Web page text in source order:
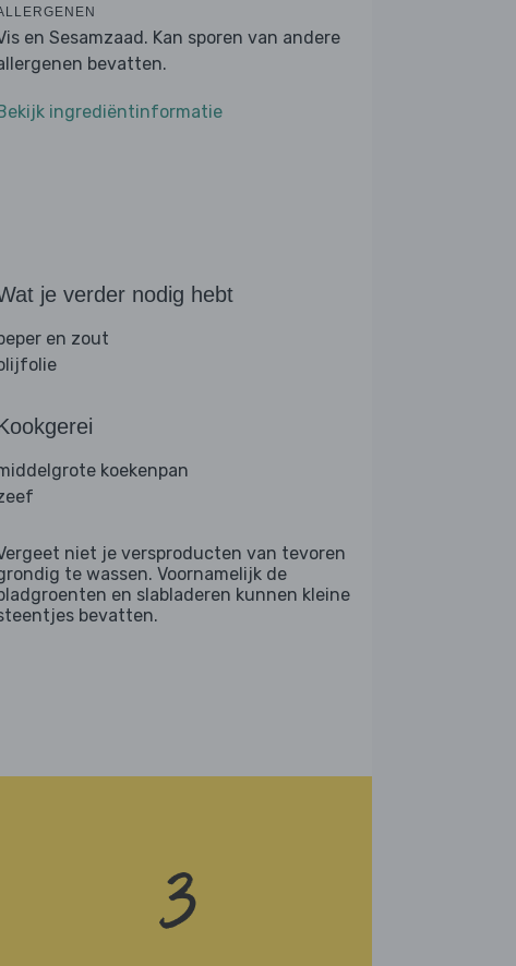
en Sesamzaad. Kan sporen van andere
bevatten.
ingrediëntinformatie
je verder nodig hebt
en zout
koekenpan
niet je versproducten van tevoren
te wassen. Voornamelijk de
en slabladeren kunnen kleine
bevatten.